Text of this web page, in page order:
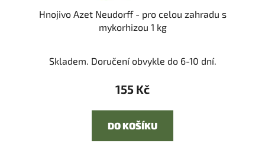
Hnojivo Azet Neudorff - pro celou zahradu s
mykorhizou 1 kg
Skladem. Doručení obvykle do 6-10 dní.
155 Kč
DO KOŠÍKU